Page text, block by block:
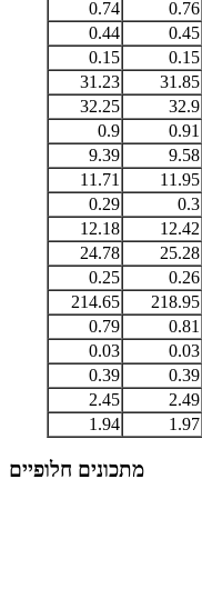
0.76
0.74
0.45
0.44
0.15
0.15
31.85
31.23
32.9
32.25
0.91
0.9
9.58
9.39
11.95
11.71
0.3
0.29
12.42
12.18
25.28
24.78
0.26
0.25
218.95
214.65
0.81
0.79
0.03
0.03
0.39
0.39
2.49
2.45
1.97
1.94
מתכונים חלופיים